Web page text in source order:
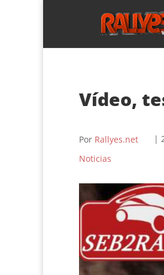
Vídeo,
Por Rallyes.net
|
Noticias